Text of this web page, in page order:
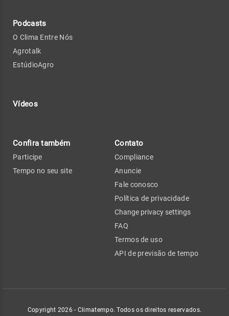
Podcasts
O Clima Entre Nós
Agrotalk
EstúdioAgro
Vídeos
Confira também
Participe
Tempo no seu site
Contato
Compliance
Anuncie
Fale conosco
Política de privacidade
Change privacy settings
FAQ
Termos de uso
API de previsão de tempo
Copyright 2026 - Climatempo. Todos os direitos reservados.